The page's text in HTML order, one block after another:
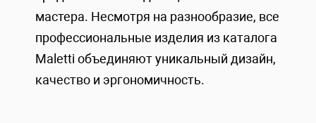
мастера. Несмотря на разнообразие, все
профессиональные изделия из каталога
Maletti объединяют уникальный дизайн,
качество и эргономичность.